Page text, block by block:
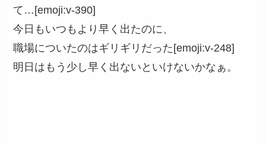
て…[emoji:v-390]
今日もいつもより早く出たのに、
職場についたのはギリギリだった[emoji:v-248]
明日はもう少し早く出ないといけないかなぁ。